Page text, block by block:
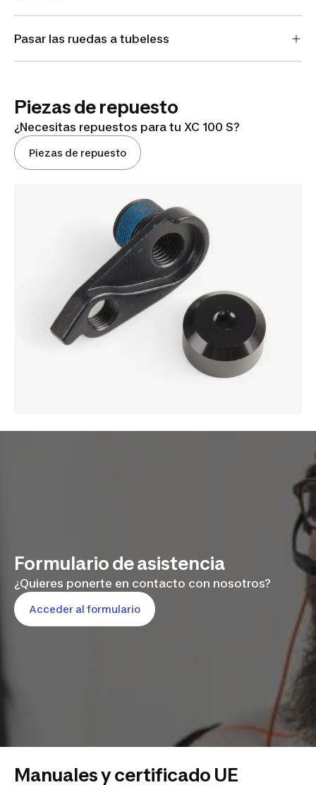
Pasar las ruedas a tubeless
Piezas de repuesto
¿Necesitas repuestos para tu XC 100 S?
Piezas de repuesto
Formulario de asistencia
¿Quieres ponerte en contacto con nosotros?
Acceder al formulario
Manuales y certificado UE